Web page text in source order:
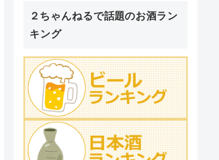
２ちゃんねるで話題のお酒ラン
キング